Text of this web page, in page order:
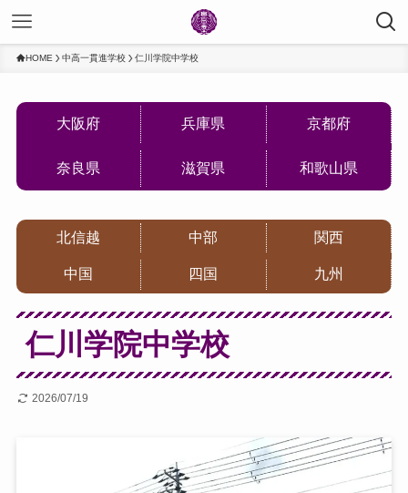
HOME 中高一貫進学校 仁川学院中学校
大阪府 兵庫県 京都府
奈良県 滋賀県 和歌山県
北信越 中部 関西
中国 四国 九州
仁川学院中学校
2026/07/19